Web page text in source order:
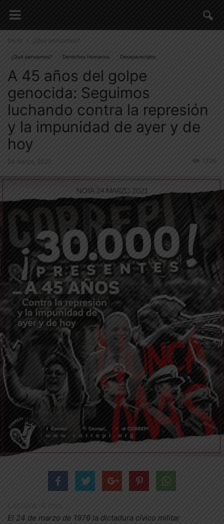
Inicio ¿Qué pensamos?
¿Qué pensamos? Derechos Humanos Desaparecidos
Memoria, Verdad y Justicia Notas de Opinión
A 45 años del golpe
genocida: Seguimos
luchando contra la represión
y la impunidad de ayer y de
hoy
24 marzo, 2021 1336
El 24 de marzo de 1976 la dictadura cívico militar